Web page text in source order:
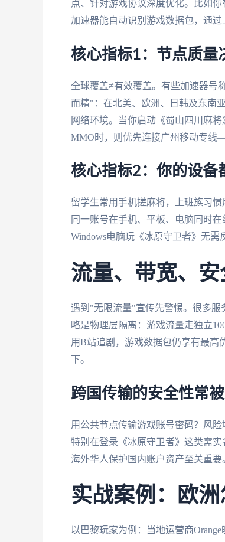
点、针对游戏协议深度优化。比如
加速器能自动识别游戏数据包，通过
核心指标1：节点质量
全球覆盖≠有效覆盖。有些加速器号
而精"：在北美、欧洲、日韩及东南
网络环境。当你启动《蜀山四川麻
MMO时，则优先连接广州移动专线
核心指标2：你的设备
留学生常用手机搓麻将，上班族习惯
同一账号在手机、平板、电脑同时
Windows电脑玩《冰原守卫者》无
流量、带宽、
遇到"无限流量"宣传先警惕。很多
略是物理层隔离：游戏流量走独立
用B站追剧，游戏数据包仍享有最高
下。
跨国传输的安全性常
用公共节点传输游戏账号密码？风
特别在登录《冰原守卫者》这类需
海外华人保护国内账户资产至关重要
实战案例：欧洲
以巴黎玩家为例：当地运营商